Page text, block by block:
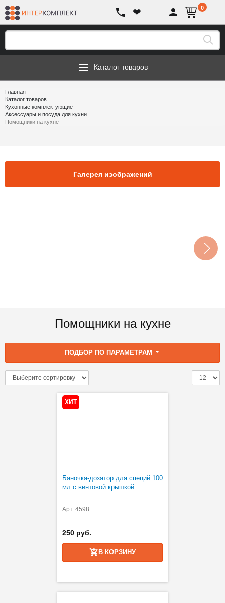
❤ 0
Каталог товаров
Главная
Каталог товаров
Кухонные комплектующие
Аксессуары и посуда для кухни
Помощники на кухне
Галерея изображений
Помощники на кухне
ПОДБОР ПО ПАРАМЕТРАМ
ХИТ
Баночка-дозатор для специй 100
мл с винтовой крышкой
Арт. 4598
250 руб.
В КОРЗИНУ